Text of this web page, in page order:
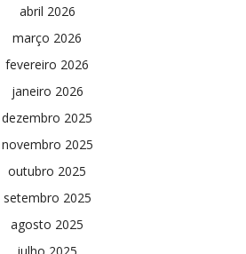
abril 2026
março 2026
fevereiro 2026
janeiro 2026
dezembro 2025
novembro 2025
outubro 2025
setembro 2025
agosto 2025